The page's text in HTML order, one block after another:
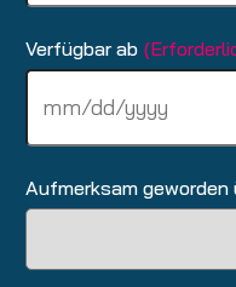
Verfügbar ab
Aufmerksam geworden